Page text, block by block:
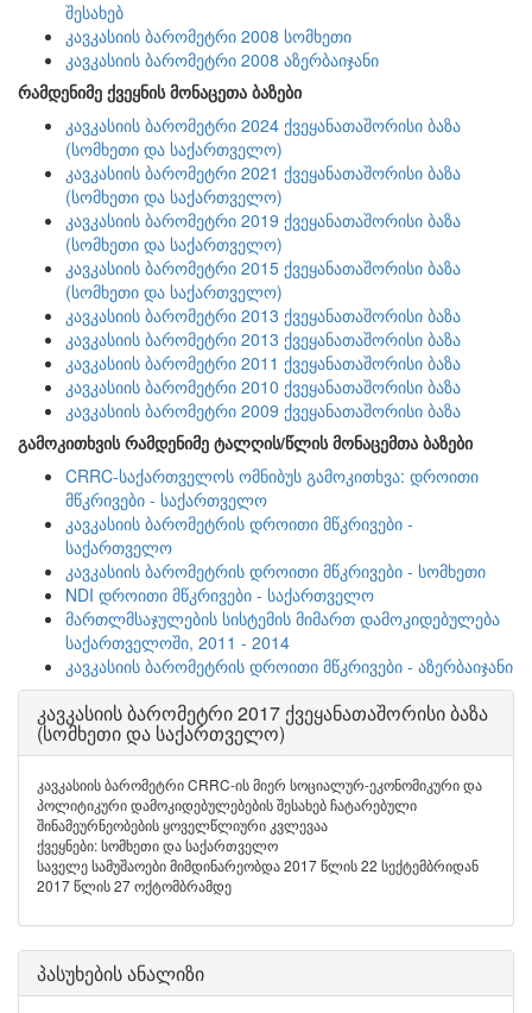
შესახებ
კავკასიის ბარომეტრი 2008 სომხეთი
კავკასიის ბარომეტრი 2008 აზერბაიჯანი
რამდენიმე ქვეყნის მონაცეთა ბაზები
კავკასიის ბარომეტრი 2024 ქვეყანათაშორისი ბაზა
(სომხეთი და საქართველო)
კავკასიის ბარომეტრი 2021 ქვეყანათაშორისი ბაზა
(სომხეთი და საქართველო)
კავკასიის ბარომეტრი 2019 ქვეყანათაშორისი ბაზა
(სომხეთი და საქართველო)
კავკასიის ბარომეტრი 2015 ქვეყანათაშორისი ბაზა
(სომხეთი და საქართველო)
კავკასიის ბარომეტრი 2013 ქვეყანათაშორისი ბაზა
კავკასიის ბარომეტრი 2013 ქვეყანათაშორისი ბაზა
კავკასიის ბარომეტრი 2011 ქვეყანათაშორისი ბაზა
კავკასიის ბარომეტრი 2010 ქვეყანათაშორისი ბაზა
კავკასიის ბარომეტრი 2009 ქვეყანათაშორისი ბაზა
გამოკითხვის რამდენიმე ტალღის/წლის მონაცემთა ბაზები
CRRC-საქართველოს ომნიბუს გამოკითხვა: დროითი
მწკრივები - საქართველო
კავკასიის ბარომეტრის დროითი მწკრივები -
საქართველო
კავკასიის ბარომეტრის დროითი მწკრივები - სომხეთი
NDI დროითი მწკრივები - საქართველო
მართლმსაჯულების სისტემის მიმართ დამოკიდებულება
საქართველოში, 2011 - 2014
კავკასიის ბარომეტრის დროითი მწკრივები - აზერბაიჯანი
კავკასიის ბარომეტრი 2017 ქვეყანათაშორისი ბაზა
(სომხეთი და საქართველო)
კავკასიის ბარომეტრი CRRC-ის მიერ სოციალურ-ეკონომიკური და
პოლიტიკური დამოკიდებულებების შესახებ ჩატარებული
შინამეურნეობების ყოველწლიური კვლევაა
ქვეყნები: სომხეთი და საქართველო
საველე სამუშაოები მიმდინარეობდა 2017 წლის 22 სექტემბრიდან
2017 წლის 27 ოქტომბრამდე
პასუხების ანალიზი